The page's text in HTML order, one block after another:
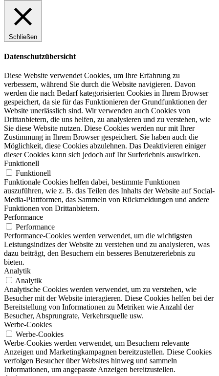
Schließen
Datenschutzübersicht
Diese Website verwendet Cookies, um Ihre Erfahrung zu
verbessern, während Sie durch die Website navigieren. Davon
werden die nach Bedarf kategorisierten Cookies in Ihrem Browser
gespeichert, da sie für das Funktionieren der Grundfunktionen der
Website unerlässlich sind. Wir verwenden auch Cookies von
Drittanbietern, die uns helfen, zu analysieren und zu verstehen, wie
Sie diese Website nutzen. Diese Cookies werden nur mit Ihrer
Zustimmung in Ihrem Browser gespeichert. Sie haben auch die
Möglichkeit, diese Cookies abzulehnen. Das Deaktivieren einiger
dieser Cookies kann sich jedoch auf Ihr Surferlebnis auswirken.
Funktionell
Funktionell
Funktionale Cookies helfen dabei, bestimmte Funktionen
auszuführen, wie z. B. das Teilen des Inhalts der Website auf Social-
Media-Plattformen, das Sammeln von Rückmeldungen und andere
Funktionen von Drittanbietern.
Performance
Performance
Performance-Cookies werden verwendet, um die wichtigsten
Leistungsindizes der Website zu verstehen und zu analysieren, was
dazu beiträgt, den Besuchern ein besseres Benutzererlebnis zu
bieten.
Analytik
Analytik
Analytische Cookies werden verwendet, um zu verstehen, wie
Besucher mit der Website interagieren. Diese Cookies helfen bei der
Bereitstellung von Informationen zu Metriken wie Anzahl der
Besucher, Absprungrate, Verkehrsquelle usw.
Werbe-Cookies
Werbe-Cookies
Werbe-Cookies werden verwendet, um Besuchern relevante
Anzeigen und Marketingkampagnen bereitzustellen. Diese Cookies
verfolgen Besucher über Websites hinweg und sammeln
Informationen, um angepasste Anzeigen bereitzustellen.